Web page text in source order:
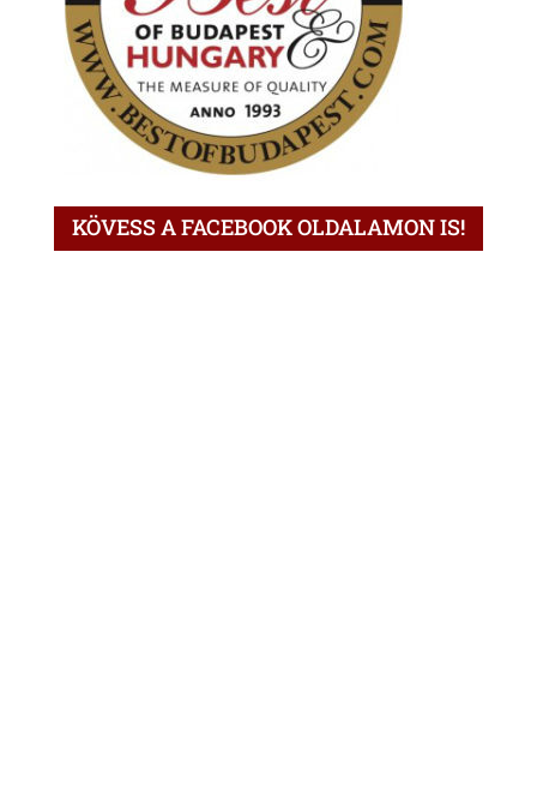
KÖVESS A FACEBOOK OLDALAMON IS!